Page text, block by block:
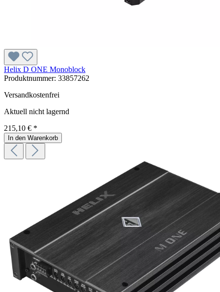
Helix D ONE Monoblock
Produktnummer: 33857262
Versandkostenfrei
Aktuell nicht lagernd
215,10 € *
In den Warenkorb